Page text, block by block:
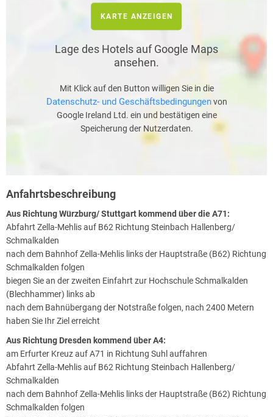
KARTE ANZEIGEN
Lage des Hotels auf Google Maps
ansehen.
Mit Klick auf den Button willigen Sie in die
Datenschutz- und Geschäftsbedingungenvon
Google Ireland Ltd. ein und bestätigen eine
Speicherung der Nutzerdaten.
Anfahrtsbeschreibung
Aus Richtung Würzburg/ Stuttgart kommend über die A71:
Abfahrt Zella-Mehlis auf B62 Richtung Steinbach Hallenberg/
Schmalkalden
nach dem Bahnhof Zella-Mehlis links der Hauptstraße (B62) Richtung
Schmalkalden folgen
biegen Sie an der zweiten Einfahrt zur Hochschule Schmalkalden
(Blechhammer) links ab
nach dem Bahnübergang der Notstraße folgen, nach 2400 Metern
haben Sie Ihr Ziel erreicht
Aus Richtung Dresden kommend über A4:
am Erfurter Kreuz auf A71 in Richtung Suhl auffahren
Abfahrt Zella-Mehlis auf B62 Richtung Steinbach Hallenberg/
Schmalkalden
nach dem Bahnhof Zella-Mehlis links der Hauptstraße (B62) Richtung
Schmalkalden folgen